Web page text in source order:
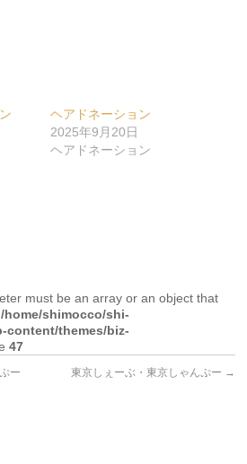
ヘアドネーション
2025年9月20日
ヘアドネーション
must be an array or an object that
/home/shimocco/shi-
content/themes/biz-
47
ー 東京しぇーぶ・東京しゃんぷー →